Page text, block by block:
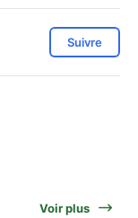
Suivre
Voir plus